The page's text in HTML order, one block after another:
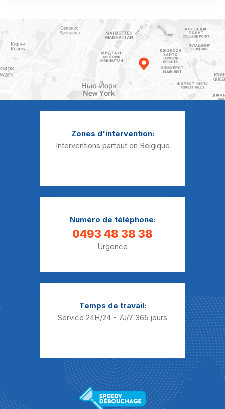
Débouchage Sanibroyeur Borlez
Débouchage Sanibroyeur Bovenistier
Débouchage Sanibroyeur Braives
Débouchage Sanibroyeur Ciplet
Débouchage Sanibroyeur Crehen
Débouchage Sanibroyeur Fallais
Débouchage Sanibroyeur Fexhe-le-Haut-Clocher
Débouchage Sanibroyeur Fize-le-Marsal
Débouchage Sanibroyeur Fumal
Débouchage Sanibroyeur Grandville
Débouchage Sanibroyeur Haneffe
Zones d'intervention:
Interventions partout en Belgique
Numéro de téléphone:
0493 48 38 38
Urgence
Temps de travail:
Service 24H/24 - 7J/7 365 jours